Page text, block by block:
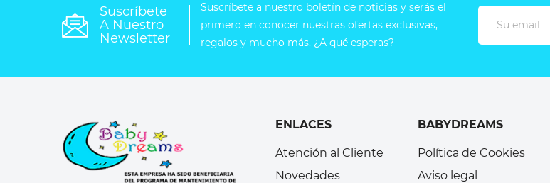
Suscríbete
A Nuestro
Newsletter
Suscríbete a nuestro boletín de noticias y serás el
primero en conocer nuestras ofertas exclusivas,
regalos y mucho más. ¿A qué esperas?
ENLACES
Atención al Cliente
Novedades
BABYDREAMS
Política de Cookies
Aviso legal